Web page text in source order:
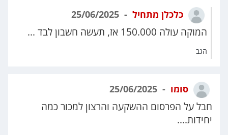
כלכלן מתחיל
המוקה עולה 150.000 אז, תעשה חשבון לבד ...
הגב
סומו
חבל על הפרסום ההשקעה והרצון למכור כמה
יחידות....